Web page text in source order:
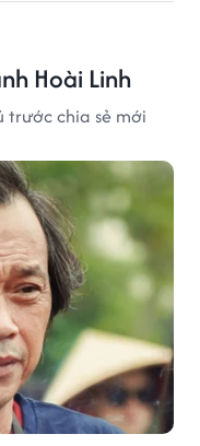
Hoài Linh
trước chia sẻ mới